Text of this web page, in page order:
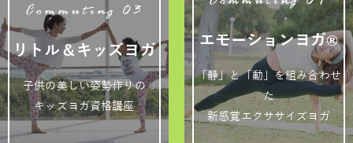
Commuting 03
リトル＆キッズヨガ
子供の美しい姿勢作りの
キッズヨガ資格講座
エモーションヨガ®
「静」と「動」を組み合わせ
た
新感覚エクササイズヨガ